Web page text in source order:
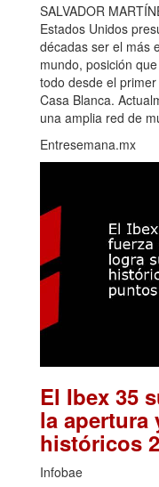
SALVADOR
Estados Unidos
décadas ser el más
mundo, posición
todo desde el
Casa Blanca.
una amplia red de
Entresemana.mx
El Ibex 35
la apertura
históricos
Infobae